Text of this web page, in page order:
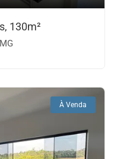
130m²
À Venda